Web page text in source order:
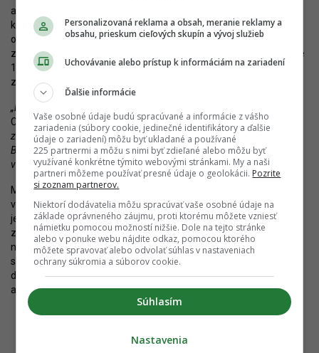
a Jurkovičova tepláreň, kde vzniknú reštaurácie podľa nového
konceptu Medusy. Nachádzať sa budú na prízemí jednotlivých
objektov a budú prístupné aj pre verejnosť, nielen pre
zamestnancov. Okrem toho, spoločnosť potvrdila, že do Pradiarne
1900 sa aj priamo nasťahuje a vytvorí priestory pre svojich 60
zamestnancov.
„Bratislava sa mení a my chceme byť pri tom,“
CEO Medusy a dodáva:„Kým koncom deväťdesiatych rokov a
začiatkom storočia sme chceli byť čo najsilnejšie zastúpení v centre
Bratislavy, dnes sa presúvame do výnimočných historických objektov
v novom centre Bratislavy.“
Medusa patrí k najúspešnejším gastronomickým skupinám
v Bratislave, čo je dané aj moderným a atraktívnym výrazom
jednotlivých prevádzok, ktoré sa tešia popularite u veľkého počtu
zákazníkov. Oba objekty tak získali silného nájomníka, ktorý do
nich pravdepodobne pritiahne nemalú klientelu a bude v nich mať
stabilné miesto. Medusa zatiaľ odhalila o reštauráciách málo
detailov, prestížna lokalita však kladie tie najvyššie nároky na
architektonické prevedenie interiérov prevádzok.
Personalizovaná reklama a obsah, meranie reklamy a
obsahu, prieskum cieľových skupín a vývoj služieb
Uchovávanie alebo prístup k informáciám na zariadení
Ďalšie informácie
Vaše osobné údaje budú spracúvané a informácie z vášho
zariadenia (súbory cookie, jedinečné identifikátory a ďalšie
údaje o zariadení) môžu byť ukladané a používané
225 partnermi a môžu s nimi byť zdieľané alebo môžu byť
využívané konkrétne týmito webovými stránkami. My a naši
partneri môžeme používať presné údaje o geolokácii. Pozrite
si zoznam partnerov.
Niektorí dodávatelia môžu spracúvať vaše osobné údaje na
základe oprávneného záujmu, proti ktorému môžete vzniesť
námietku pomocou možností nižšie. Dole na tejto stránke
alebo v ponuke webu nájdite odkaz, pomocou ktorého
môžete spravovať alebo odvolať súhlas v nastaveniach
ochrany súkromia a súborov cookie.
Súhlasím
Nastavenia